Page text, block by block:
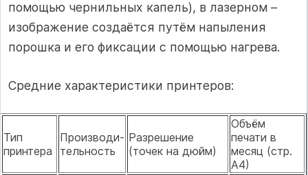
помощью чернильных капель), в лазерном –
изображение создаётся путём напыления
порошка и его фиксации с помощью нагрева.
Средние характеристики принтеров:
Тип
принтера
Производи-
тельность
Разрешение
(точек на дюйм)
Объём
печати в
месяц (стр.
А4)